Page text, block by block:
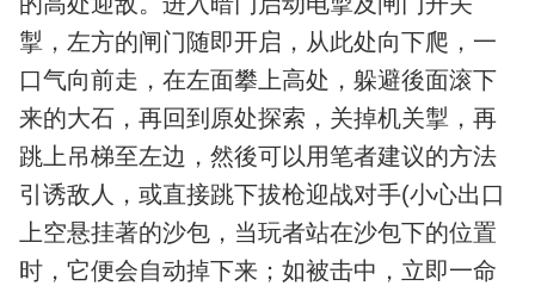
掣，左方的闸门随即开启，从此处向下爬，一
口气向前走，在左面攀上高处，躲避後面滚下
来的大石，再回到原处探索，关掉机关掣，再
跳上吊梯至左边，然後可以用笔者建议的方法
引诱敌人，或直接跳下拔枪迎战对手(小心出口
上空悬挂著的沙包，当玩者站在沙包下的位置
时，它便会自动掉下来；如被击中，立即一命